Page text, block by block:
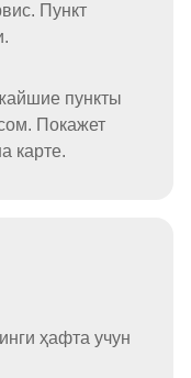
Пункт
пункты
Покажет
карте.
ҳафта учун